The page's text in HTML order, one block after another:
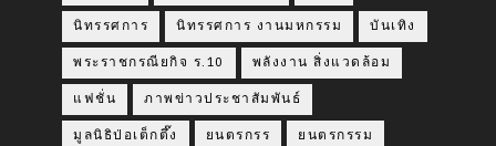
นิทรรศการ นิทรรศการ งานมหกรรม บันเทิง
พระราชกรณียกิจ ร.10 พลังงาน สิ่งแวดล้อม
แฟชั่น ภาพข่าวประชาสัมพันธ์
มูลนิธิป่อเต็กตึ๊ง ยนตรกรร ยนตรกรรม